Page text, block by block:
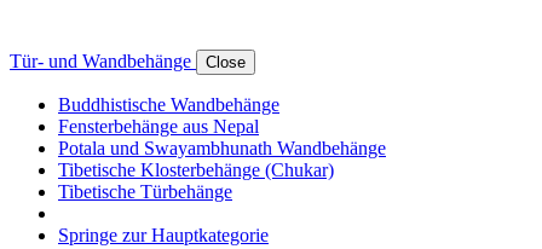
Tür- und Wandbehänge Close
Buddhistische Wandbehänge
Fensterbehänge aus Nepal
Potala und Swayambhunath Wandbehänge
Tibetische Klosterbehänge (Chukar)
Tibetische Türbehänge
Springe zur Hauptkategorie